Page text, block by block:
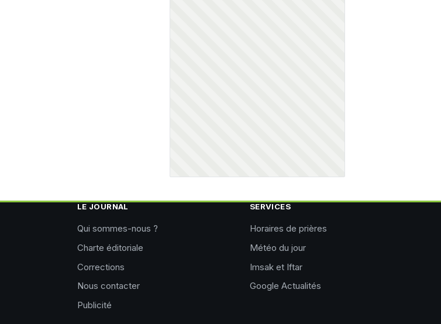
LE JOURNAL
Qui sommes-nous ?
Charte éditoriale
Corrections
Nous contacter
Publicité
SERVICES
Horaires de prières
Météo du jour
Imsak et Iftar
Google Actualités